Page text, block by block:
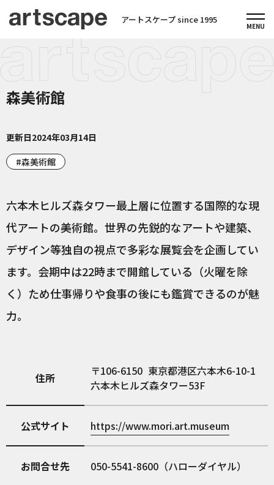
アートスケープ since 1995
森美術館
更新日2024年03月14日
森美術館
六本木ヒルズ森タワー最上層に位置する国際的な現
代アートの美術館。世界の先鋭的なアートや建築、
デザイン等独自の視点で多彩な展覧会を企画してい
ます。会期中は22時まで開館している（火曜を除
く）ため仕事帰りや食事の後にも鑑賞できるのが魅
力。
住所 106-6150 東京都港区六本木6-10-1
六本木ヒルズ森タワー53F
公式サイト https://www.mori.art.museum
お問合せ先 050-5541-8600（ハローダイヤル）